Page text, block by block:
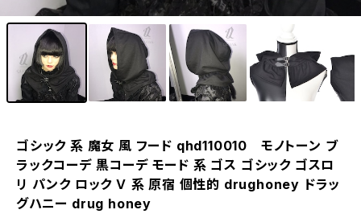
ゴシック 系 魔女 風 フード qhd110010 モノトーン ブ
ラックコーデ 黒コーデ モード 系 ゴス ゴシック ゴスロ
リ パンク ロック Ｖ 系 原宿 個性的 drughoney ドラッ
グハニー drug honey